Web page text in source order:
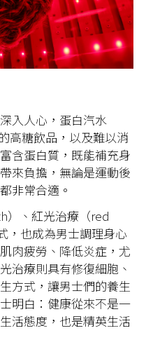
入人心，蛋白汽水
高糖飲品，以及難以消
含蛋白質，既能補充身
來負擔，無論是運動後
非常合適。
）、紅光治療（red
，也成為男士調理身心
肉疲勞、降低炎症，尤
治療則具有修復細胞、
方式，讓男士們的養生
明白：健康從來不是一
活態度，也是精英生活